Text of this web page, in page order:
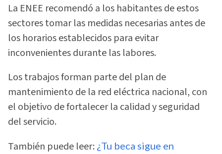
La ENEE recomendó a los habitantes de estos
sectores tomar las medidas necesarias antes de
los horarios establecidos para evitar
inconvenientes durante las labores.
Los trabajos forman parte del plan de
mantenimiento de la red eléctrica nacional, con
el objetivo de fortalecer la calidad y seguridad
del servicio.
También puede leer: ¿Tu beca sigue en